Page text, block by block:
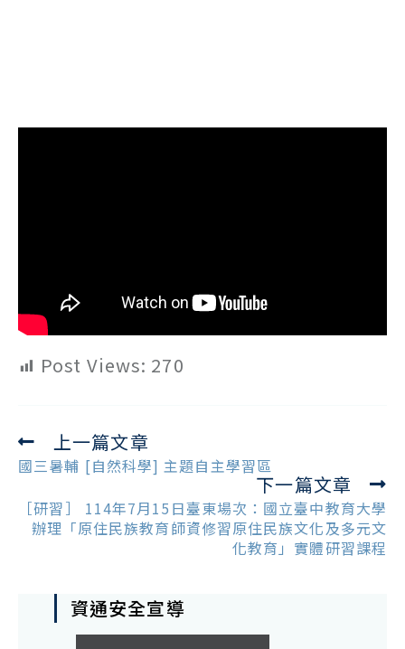
Post Views: 270
Read
more
上一篇文章
國三暑輔 [自然科學] 主題自主學習區
下一篇文章
［研習］ 114年7月15日臺東場次：國立臺中教育大學
辦理「原住民族教育師資修習原住民族文化及多元文
化教育」實體研習課程
資通安全宣導